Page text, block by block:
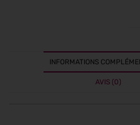
INFORMATIONS
AVIS (0)